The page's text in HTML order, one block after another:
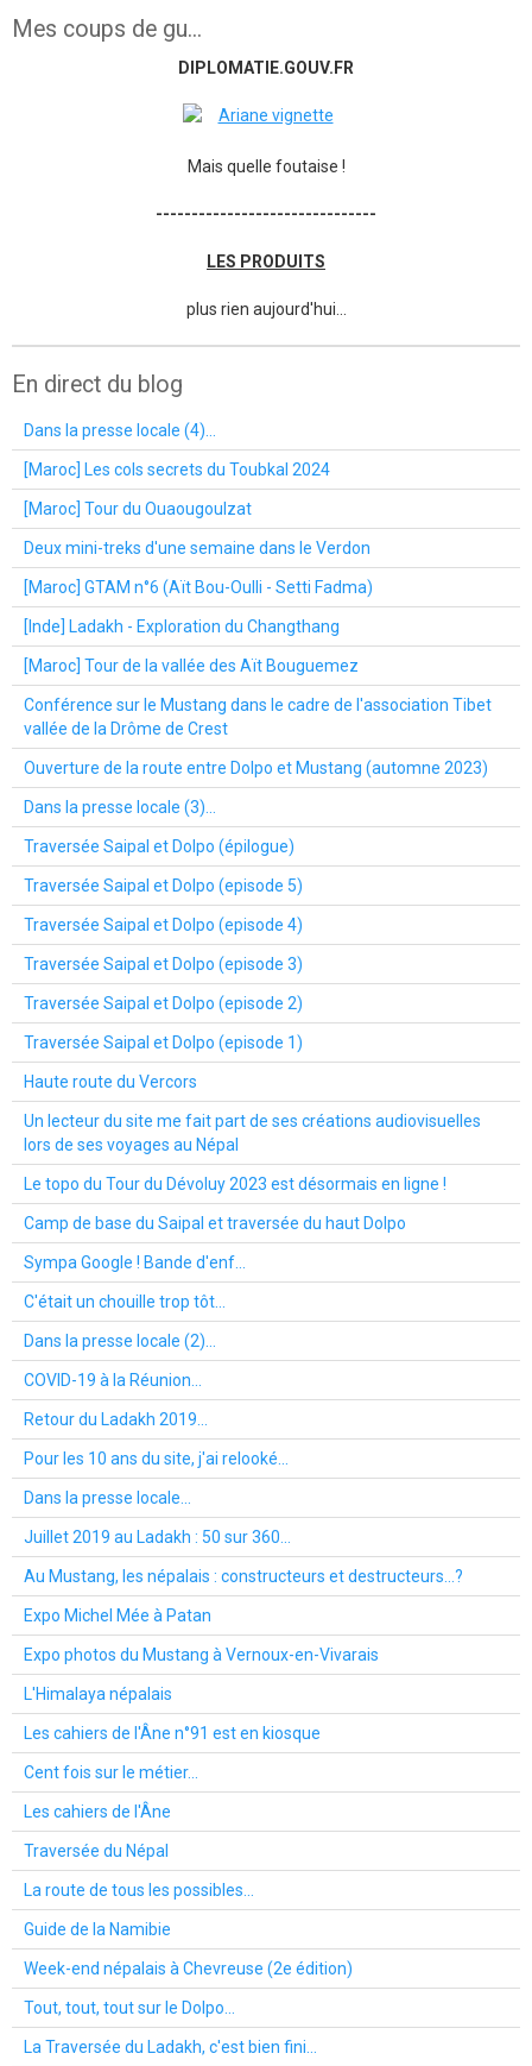
Mes coups de gu...
DIPLOMATIE.GOUV.FR
Mais quelle foutaise !
-------------------------------
LES PRODUITS
plus rien aujourd'hui...
En direct du blog
Dans la presse locale (4)...
[Maroc] Les cols secrets du Toubkal 2024
[Maroc] Tour du Ouaougoulzat
Deux mini-treks d'une semaine dans le Verdon
[Maroc] GTAM n°6 (Aït Bou-Oulli - Setti Fadma)
[Inde] Ladakh - Exploration du Changthang
[Maroc] Tour de la vallée des Aït Bouguemez
Conférence sur le Mustang dans le cadre de l'association Tibet
vallée de la Drôme de Crest
Ouverture de la route entre Dolpo et Mustang (automne 2023)
Dans la presse locale (3)...
Traversée Saipal et Dolpo (épilogue)
Traversée Saipal et Dolpo (episode 5)
Traversée Saipal et Dolpo (episode 4)
Traversée Saipal et Dolpo (episode 3)
Traversée Saipal et Dolpo (episode 2)
Traversée Saipal et Dolpo (episode 1)
Haute route du Vercors
Un lecteur du site me fait part de ses créations audiovisuelles
lors de ses voyages au Népal
Le topo du Tour du Dévoluy 2023 est désormais en ligne !
Camp de base du Saipal et traversée du haut Dolpo
Sympa Google ! Bande d'enf...
C'était un chouille trop tôt...
Dans la presse locale (2)...
COVID-19 à la Réunion...
Retour du Ladakh 2019...
Pour les 10 ans du site, j'ai relooké...
Dans la presse locale...
Juillet 2019 au Ladakh : 50 sur 360...
Au Mustang, les népalais : constructeurs et destructeurs...?
Expo Michel Mée à Patan
Expo photos du Mustang à Vernoux-en-Vivarais
L'Himalaya népalais
Les cahiers de l'Âne n°91 est en kiosque
Cent fois sur le métier...
Les cahiers de l'Âne
Traversée du Népal
La route de tous les possibles...
Guide de la Namibie
Week-end népalais à Chevreuse (2e édition)
Tout, tout, tout sur le Dolpo...
La Traversée du Ladakh, c'est bien fini...